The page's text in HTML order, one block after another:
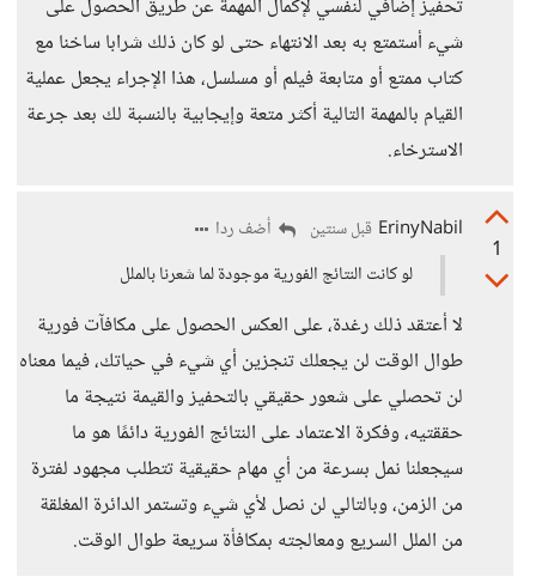
تحفيز إضافي لنفسي لإكمال المهمة عن طريق الحصول على
شيء أستمتع به بعد الانتهاء حتى لو كان ذلك شرابا ساخنا مع
كتاب ممتع أو متابعة فيلم أو مسلسل، هذا الإجراء يجعل عملية
القيام بالمهمة التالية أكثر متعة وإيجابية بالنسبة لك بعد جرعة
الاسترخاء.
1
ErinyNabil قبل سنتين
أضف ردا
لو كانت النتائج الفورية موجودة لما شعرنا بالملل
لا أعتقد ذلك رغدة، على العكس الحصول على مكافآت فورية
طوال الوقت لن يجعلك تنجزين أي شيء في حياتك، فيما معناه
لن تحصلي على شعور حقيقي بالتحفيز والقيمة نتيجة ما
حققتيه، وفكرة الاعتماد على النتائج الفورية دائمًا هو ما
سيجعلنا نمل بسرعة من أي مهام حقيقية تتطلب مجهود لفترة
من الزمن، وبالتالي لن نصل لأي شيء وتستمر الدائرة المغلقة
من الملل السريع ومعالجته بمكافأة سريعة طوال الوقت.